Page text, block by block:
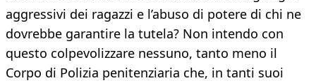
aggressivi dei ragazzi e l’abuso di potere di chi ne
dovrebbe garantire la tutela? Non intendo con
questo colpevolizzare nessuno, tanto meno il
Corpo di Polizia penitenziaria che, in tanti suoi